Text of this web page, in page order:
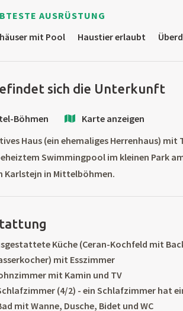
AUSRÜSTUNG
mit Pool
Haustier erlaubt
sich die Unterkunft
Böhmen
Karte anzeigen
Haus (ein ehemaliges Herrenhaus) mit
Swimmingpool im kleinen Park
Karlstejn in Mittelböhmen.
Küche (Ceran-Kochfeld mit
mit Esszimmer
mit Kamin und TV
(4/2) - ein Schlafzimmer hat
mit Wanne, Dusche, Bidet und WC